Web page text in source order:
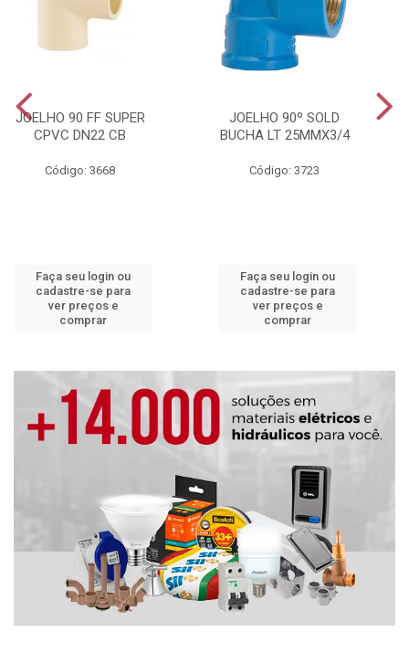
JOELHO 90 FF SUPER
CPVC DN22 CB
Código: 3668
Faça seu login ou
cadastre-se para
ver preços e
comprar
JOELHO 90º SOLD
BUCHA LT 25MMX3/4
Código: 3723
Faça seu login ou
cadastre-se para
ver preços e
comprar